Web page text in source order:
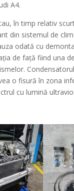
A4.
în timp relativ
din sistemul de
odată cu
de față fiind una
o fisură în zona
cu lumină